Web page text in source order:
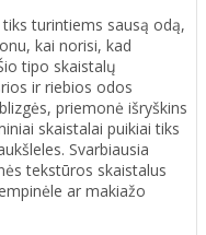
tiks turintiems sausą odą,
kai norisi, kad
tipo skaistalų
ir riebios odos
priemonė išryškins
skaistalai puikiai tiks
Svarbiausia
tekstūros skaistalus
ar makiažo